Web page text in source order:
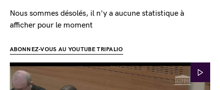
Nous sommes désolés, il n'y a aucune statistique à
afficher pour le moment
ABONNEZ-VOUS AU YOUTUBE TRIPALIO